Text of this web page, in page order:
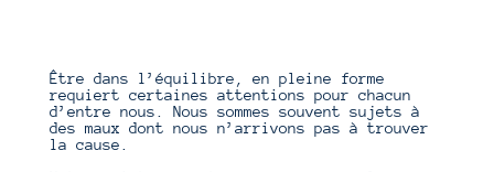
Être dans l’équilibre, en pleine forme
requiert certaines attentions pour chacun
d’entre nous. Nous sommes souvent sujets à
des maux dont nous n’arrivons pas à trouver
la cause.